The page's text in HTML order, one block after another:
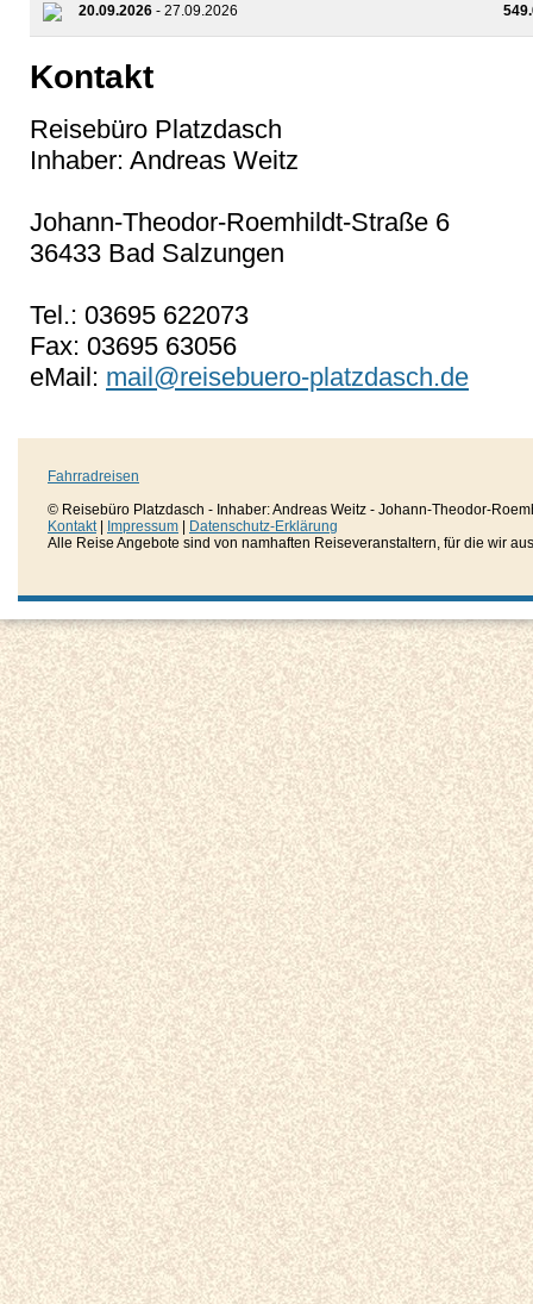
20.09.2026 - 27.09.2026
Kontakt
Reisebüro Platzdasch
Inhaber: Andreas Weitz
Johann-Theodor-Roemhildt-Straße 6
36433 Bad Salzungen
Tel.: 03695 622073
Fax: 03695 63056
eMail: mail@reisebuero-platzdasch.de
Fahrradreisen
© Reisebüro Platzdasch - Inhaber: Andreas Weitz - Johann-Theodor-
Kontakt| Impressum
Datenschutz-Erklärung
Alle Reise Angebote sind von namhaften Reiseveranstaltern, für die wir